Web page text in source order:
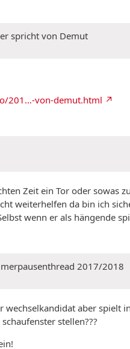
spricht von Demut
201…-von-demut.html
Zeit ein Tor oder sowas
weiterhelfen da bin ich
wenn er als hängende
2017/2018
aber spielt
stellen???